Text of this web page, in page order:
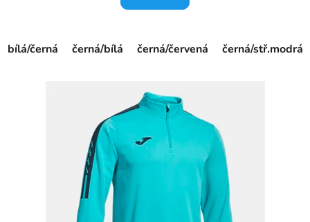
bílá/černá černá/bílá černá/červená černá/stř.modrá